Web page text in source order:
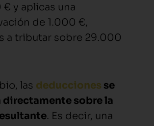
y aplicas una
de 1.000 €,
a tributar sobre 29.000
las deducciones se
directamente sobre la
. Es decir, una